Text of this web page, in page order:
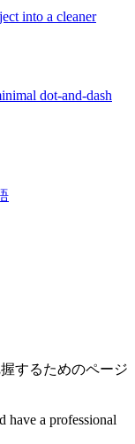
into a cleaner
dot-and-dash
するためのページ
have a professional